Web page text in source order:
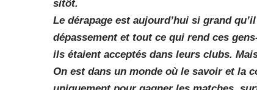
sitôt.
Le dérapage est aujourd’hui si grand
dépassement et tout ce qui rend ces
ils étaient acceptés dans leurs clubs.
On est dans un monde où le savoir et la